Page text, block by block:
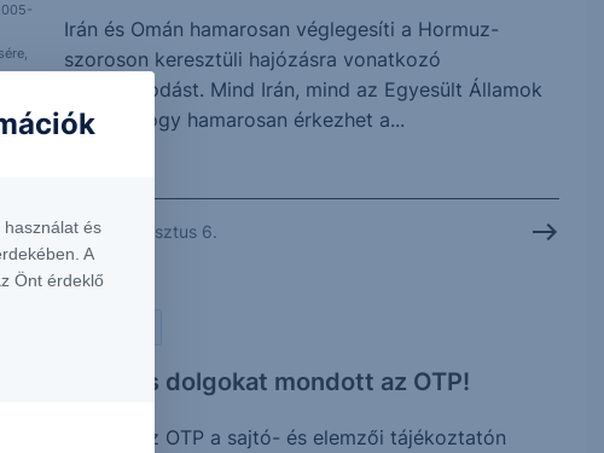
Irán és Omán hamarosan véglegesíti a Hormuz-
szoroson keresztüli hajózásra vonatkozó
megállapodást. Mind Irán, mind az Egyesült Államok
jelezte, hogy hamarosan érkezhet a...
2026. augusztus 6.
Érdekes dolgokat mondott az OTP!
Tegnap az OTP a sajtó- és elemzői tájékoztatón
és
A
Önt érdeklő